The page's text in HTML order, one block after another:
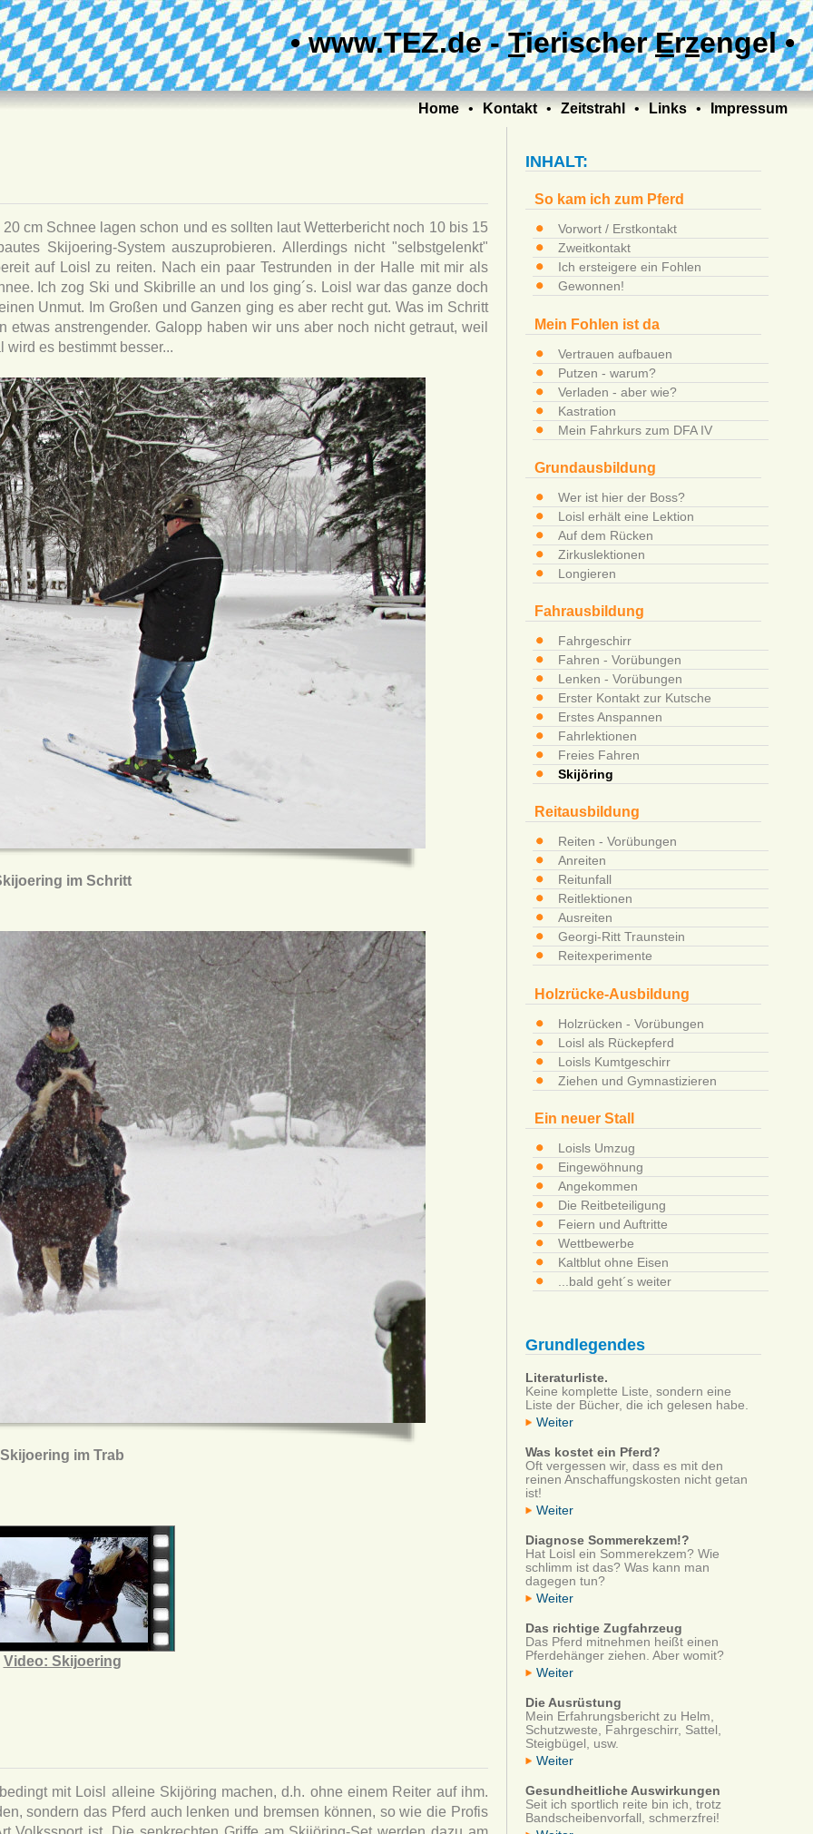
• www.TEZ.de -TierischerErzengel •
Home • Kontakt • Zeitstrahl • Links • Impressum
cm Schnee lagen schon und es sollten laut Wetterbericht noch 10 bis 15
Skijoering-System auszuprobieren. Allerdings nicht "selbstgelenkt"
auf Loisl zu reiten. Nach ein paar Testrunden in der Halle mit mir als
Ich zog Ski und Skibrille an und los ging´s. Loisl war das ganze doch
Unmut. Im Großen und Ganzen ging es aber recht gut. Was im Schritt
anstrengender. Galopp haben wir uns aber noch nicht getraut, weil
es bestimmt besser...
im Schritt
Skijoering im Trab
Video: Skijoering
mit Loisl alleine Skijöring machen, d.h. ohne einem Reiter auf ihm.
sondern das Pferd auch lenken und bremsen können, so wie die Profis
INHALT:
So kam ich zum Pferd
Vorwort / Erstkontakt
Zweitkontakt
Ich ersteigere ein Fohlen
Gewonnen!
Mein Fohlen ist da
Vertrauen aufbauen
Putzen - warum?
Verladen - aber wie?
Kastration
Mein Fahrkurs zum DFA IV
Grundausbildung
Wer ist hier der Boss?
Loisl erhält eine Lektion
Auf dem Rücken
Zirkuslektionen
Longieren
Fahrausbildung
Fahrgeschirr
Fahren - Vorübungen
Lenken - Vorübungen
Erster Kontakt zur Kutsche
Erstes Anspannen
Fahrlektionen
Freies Fahren
Skijöring
Reitausbildung
Reiten - Vorübungen
Anreiten
Reitunfall
Reitlektionen
Ausreiten
Georgi-Ritt Traunstein
Reitexperimente
Holzrücke-Ausbildung
Holzrücken - Vorübungen
Loisl als Rückepferd
Loisls Kumtgeschirr
Ziehen und Gymnastizieren
Ein neuer Stall
Loisls Umzug
Eingewöhnung
Angekommen
Die Reitbeteiligung
Feiern und Auftritte
Wettbewerbe
Kaltblut ohne Eisen
...bald geht´s weiter
Grundlegendes
Literaturliste.
Keine komplette Liste, sondern eine
Liste der Bücher, die ich gelesen habe.
Weiter
Was kostet ein Pferd?
Oft vergessen wir, dass es mit den
reinen Anschaffungskosten nicht getan
ist!
Weiter
Diagnose Sommerekzem!?
Hat Loisl ein Sommerekzem? Wie
schlimm ist das? Was kann man
dagegen tun?
Weiter
Das richtige Zugfahrzeug
Das Pferd mitnehmen heißt einen
Pferdehänger ziehen. Aber womit?
Weiter
Die Ausrüstung
Mein Erfahrungsbericht zu Helm,
Schutzweste, Fahrgeschirr, Sattel,
Steigbügel, usw.
Weiter
Gesundheitliche Auswirkungen
Seit ich sportlich reite bin ich, trotz
Bandscheibenvorfall, schmerzfrei!